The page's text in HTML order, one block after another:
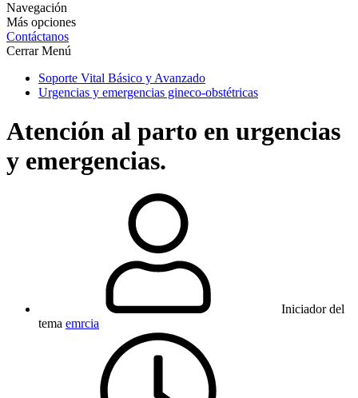
Navegación
Más opciones
Contáctanos
Cerrar Menú
Soporte Vital Básico y Avanzado
Urgencias y emergencias gineco-obstétricas
Atención al parto en urgencias
y emergencias.
Iniciador del
tema emrcia